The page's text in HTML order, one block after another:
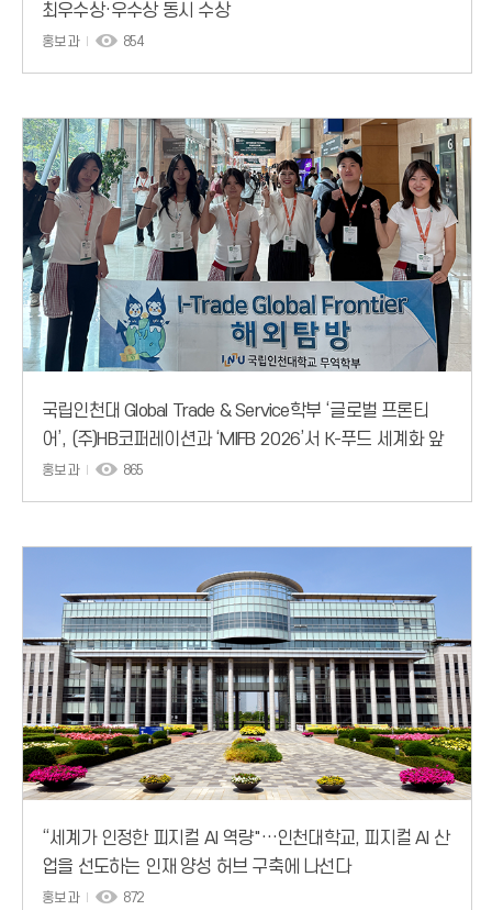
최우수상·우수상 동시 수상
홍보과 854
국립인천대 Global Trade & Service학부 ‘글로벌 프론티
어’, (주)HB코퍼레이션과 ‘MIFB 2026’서 K-푸드 세계화 앞
장
홍보과 865
“세계가 인정한 피지컬 AI 역량"…인천대학교, 피지컬 AI 산
업을 선도하는 인재 양성 허브 구축에 나선다
홍보과 872